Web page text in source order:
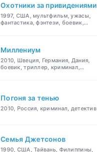
Охотники за привидениями
1997, США, мультфильм, ужасы,
фантастика, фэнтези, боевик,
Миллениум
2010, Швеция, Германия, Дания,
боевик, триллер, криминал,
Погоня за тенью
2010, Россия, криминал, детектив
Семья Джетсонов
1990, США, Тайвань, Филиппины,